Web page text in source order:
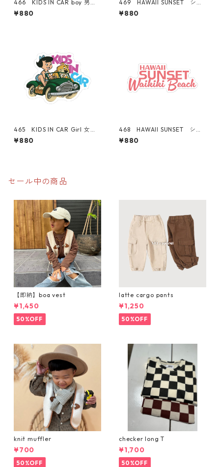
466 KIDS IN CAR boy 男の
子 "California Market Cent
er" アメリカンステッカー
¥880
469 HAWAII SUNSET シリ
ーズ！ WAIKIKI BEACH ロ
ゴ 【ブルー】 "California
¥880
465 KIDS IN CAR Girl 女の
子 "California Market Cent
er" アメリカンステッカー
¥880
468 HAWAII SUNSET シリ
ーズ！ WAIKIKI BEACH ロ
ゴ 【ピンク】 "California
¥880
セール中の商品
【即納】boa vest
¥1,450
50%OFF
latte cargo pants
¥1,250
50%OFF
knit muffler
¥700
50%OFF
checker long T
¥1,700
50%OFF